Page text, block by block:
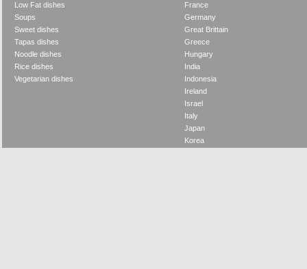
Low Fat dishes
Soups
Sweet dishes
Tapas dishes
Noodle dishes
Rice dishes
Vegetarian dishes
France
Germany
Great Brittain
Greece
Hungary
India
Indonesia
Ireland
Israel
Italy
Japan
Korea